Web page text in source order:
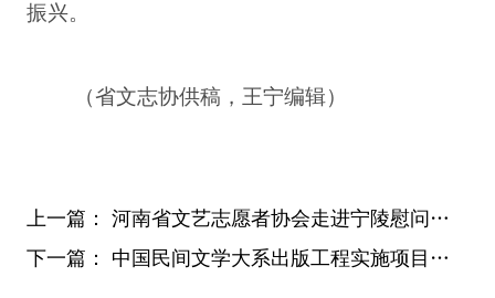
振兴。
（省文志协供稿，王宁编辑）
上一篇： 河南省文艺志愿者协会走进宁陵慰问演出
下一篇：
中国民间文学大系出版工程实施项目暨河南省民间文学培训会在郑州举行